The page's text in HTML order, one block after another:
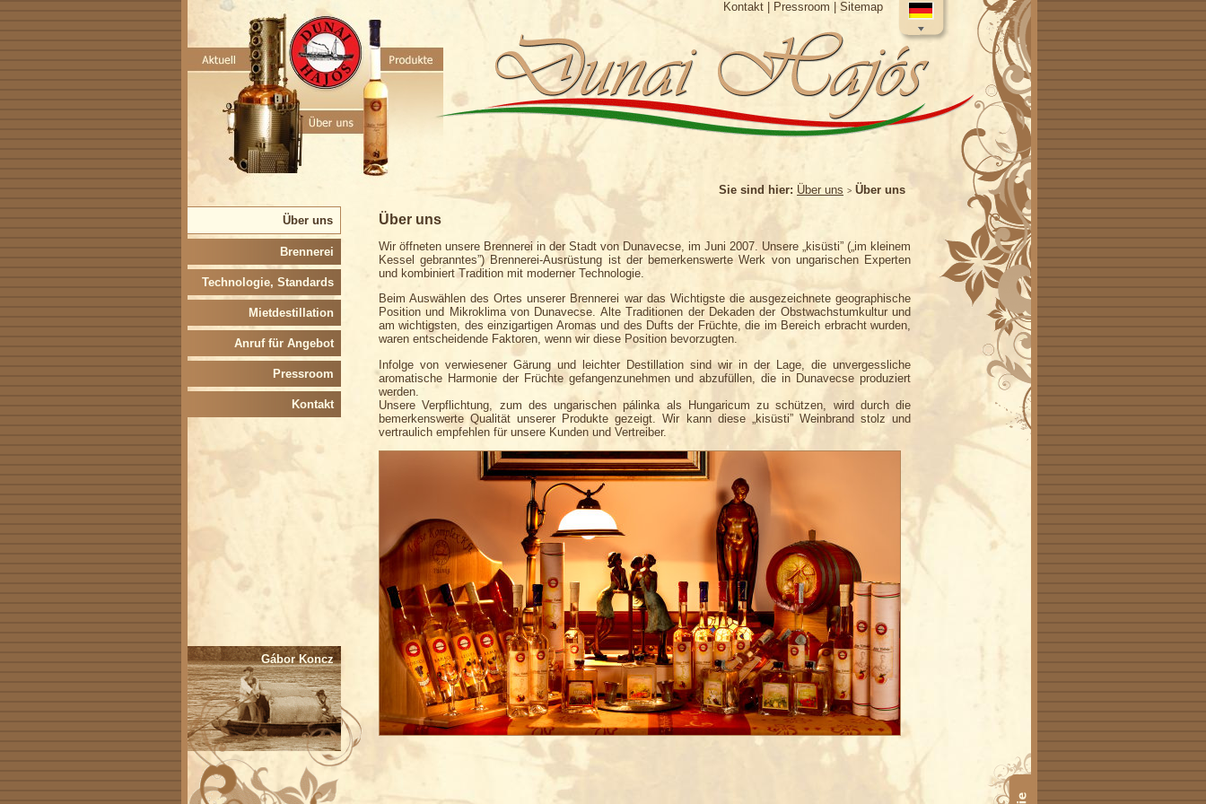
Kontakt Pressroom Sitemap
Sie sind hier: Über uns > Über uns
Über uns
Brennerei
Technologie, Standards
Mietdestillation
Anruf für Angebot
Pressroom
Kontakt
Über uns
Wir öffneten unsere Brennerei in der Stadt von Dunavecse, im Juni 2007. Unsere „kisüsti” („im kleinem
Kessel gebranntes”) Brennerei-Ausrüstung ist der bemerkenswerte Werk von ungarischen Experten
und kombiniert Tradition mit moderner Technologie.
Beim Auswählen des Ortes unserer Brennerei war das Wichtigste die ausgezeichnete geographische
Position und Mikroklima von Dunavecse. Alte Traditionen der Dekaden der Obstwachstumkultur und
am wichtigsten, des einzigartigen Aromas und des Dufts der Früchte, die im Bereich erbracht wurden,
waren entscheidende Faktoren, wenn wir diese Position bevorzugten.
Infolge von verwiesener Gärung und leichter Destillation sind wir in der Lage, die unvergessliche
aromatische Harmonie der Früchte gefangenzunehmen und abzufüllen, die in Dunavecse produziert
werden.
Unsere Verpflichtung, zum des ungarischen pálinka als Hungaricum zu schützen, wird durch die
bemerkenswerte Qualität unserer Produkte gezeigt. Wir kann diese „kisüsti” Weinbrand stolz und
vertraulich empfehlen für unsere Kunden und Vertreiber.
Gábor Koncz